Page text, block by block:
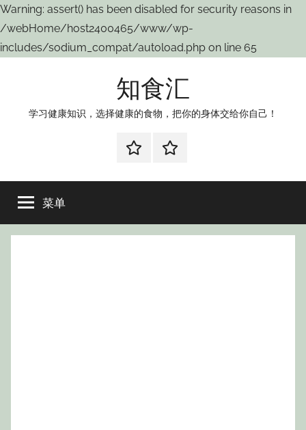
Warning: assert() has been disabled for security reasons in
/webHome/host2400465/www/wp-
includes/sodium_compat/autoload.php on line 65
知食汇
学习健康知识，选择健康的食物，把你的身体交给你自己！
weibo wechat
菜单